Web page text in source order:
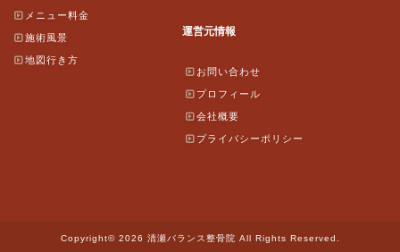
メニュー料金
施術風景
地図行き方
運営元情報
お問い合わせ
プロフィール
会社概要
プライバシーポリシー
Copyright© 2026 清瀬バランス整骨院 All Rights Reserved.